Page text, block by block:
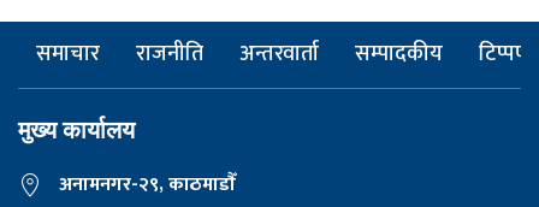
समाचार राजनीति अन्तरवार्ता सम्पादकीय टिप्पणी
मुख्य कार्यालय
अनामनगर-२९, काठमाडाैँ